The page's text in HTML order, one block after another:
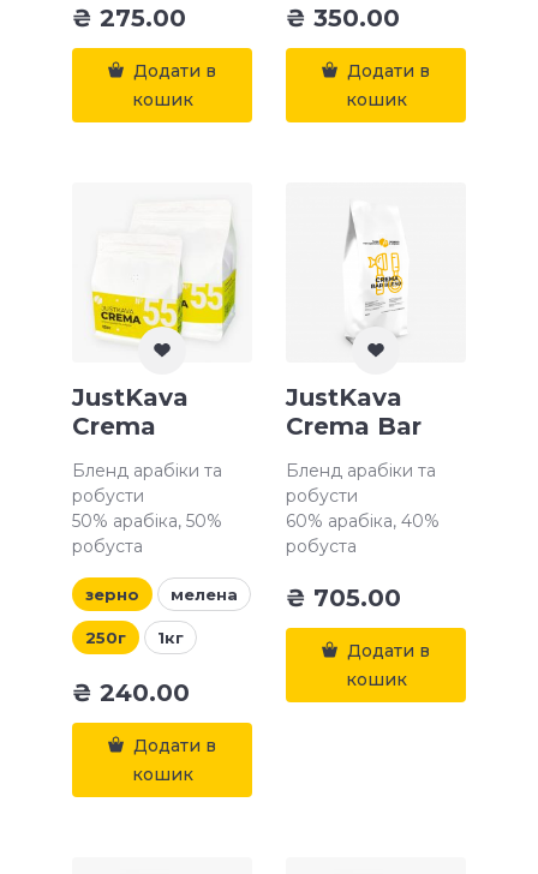
₴ 275.00
Додати в
кошик
₴ 350.00
Додати в
кошик
JustKava
Crema
Бленд арабіки та
робусти
50% арабіка, 50%
робуста
зерно мелена
250г 1кг
₴ 240.00
Додати в
кошик
JustKava
Crema Bar
Бленд арабіки та
робусти
60% арабіка, 40%
робуста
₴ 705.00
Додати в
кошик